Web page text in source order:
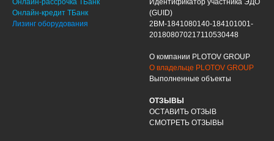
Онлайн-рассрочка ТБанк
Онлайн-кредит ТБанк
Лизинг оборудования
Идентификатор участника ЭДО
(GUID)
2BM-1841080140-184101001-
201808070217110530448
О компании PLOTOV GROUP
О владельце PLOTOV GROUP
Выполненные объекты
ОТЗЫВЫ
ОСТАВИТЬ ОТЗЫВ
СМОТРЕТЬ ОТЗЫВЫ